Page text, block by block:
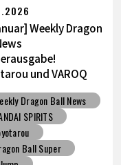
Gashapon
Weekly Dragon
und VAROQ
Sohn Kamehameha
Dragon Ball News
SPIRITS
Ball Super